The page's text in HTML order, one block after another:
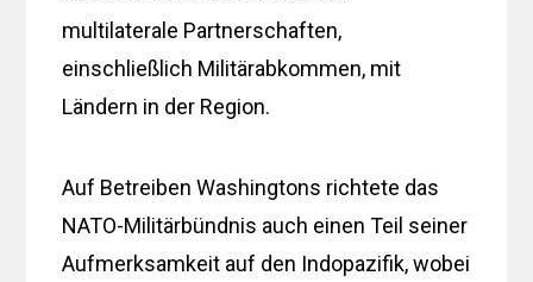
multilaterale Partnerschaften,
einschließlich Militärabkommen, mit
Ländern in der Region.
Auf Betreiben Washingtons richtete das
NATO-Militärbündnis auch einen Teil seiner
Aufmerksamkeit auf den Indopazifik, wobei